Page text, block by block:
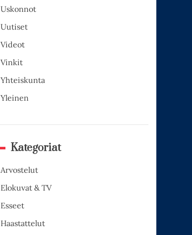
Uskonnot
Uutiset
Videot
Vinkit
Yhteiskunta
Yleinen
Kategoriat
Arvostelut
Elokuvat & TV
Esseet
Haastattelut